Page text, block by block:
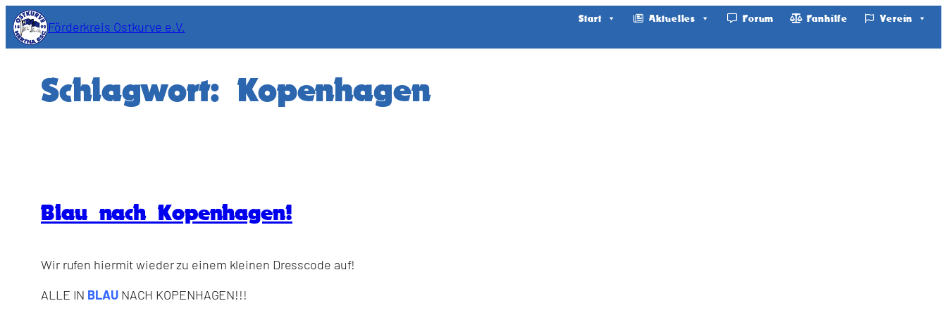
Zum
Inhalt
Förderkreis Ostkurve e.V.
Start Aktuelles Forum Fanhilfe Verein
Schlagwort:Kopenhagen
Blau nach Kopenhagen!
Wir rufen hiermit wieder zu einem kleinen Dresscode auf!
ALLE IN BLAUNACH KOPENHAGEN!!!